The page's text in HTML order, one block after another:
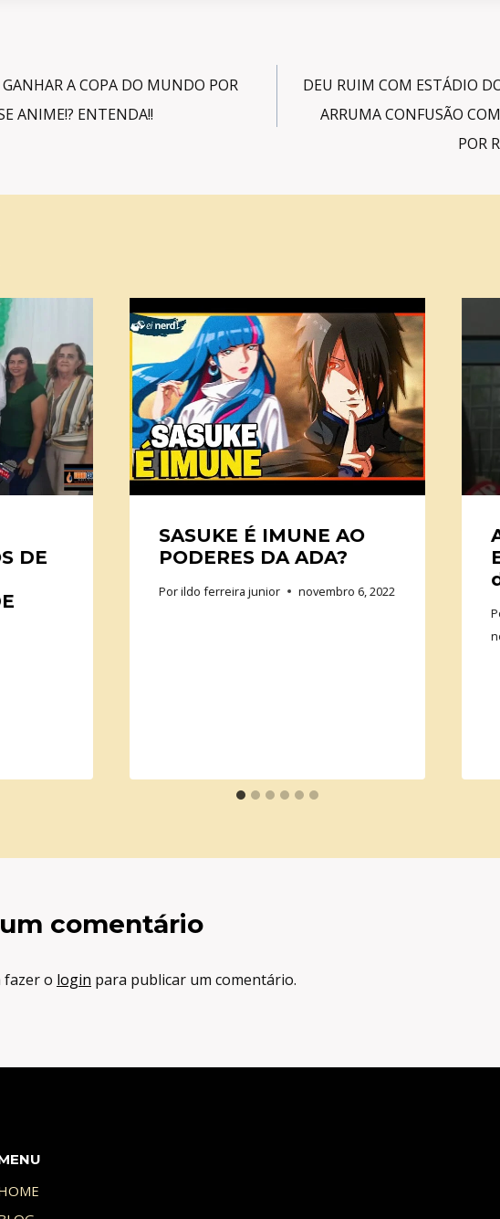
GANHAR A COPA DO MUNDO POR
ANIME!? ENTENDA!!
DEU RUIM COM ESTÁDIO
ARRUMA CONFUSÃO
POR
DE
SASUKE É IMUNE AO
PODERES DA ADA?
Porildo ferreira junior novembro 6, 2022
comentário
fazer o login para publicar um comentário.